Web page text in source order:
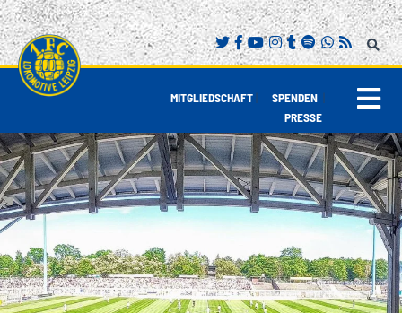
MITGLIEDSCHAFT| SPENDEN |
PRESSE